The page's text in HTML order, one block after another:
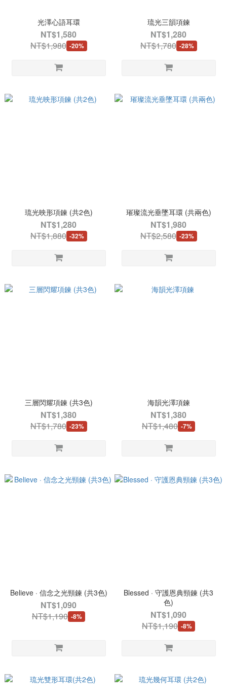
光澤心語耳環
NT$1,580
NT$1,980 -20%
琉光三韻項鍊
NT$1,280
NT$1,780 -28%
琉光映形項鍊 (共2色)
NT$1,280
NT$1,880 -32%
璀璨流光垂墜耳環 (共兩色)
NT$1,980
NT$2,580 -23%
三層閃耀項鍊 (共3色)
NT$1,380
NT$1,780 -23%
海韻光澤項鍊
NT$1,380
NT$1,480 -7%
Believe · 信念之光頸鍊 (共3色)
NT$1,090
NT$1,190 -8%
Blessed · 守護恩典頸鍊 (共3
色)
NT$1,090
NT$1,190 -8%